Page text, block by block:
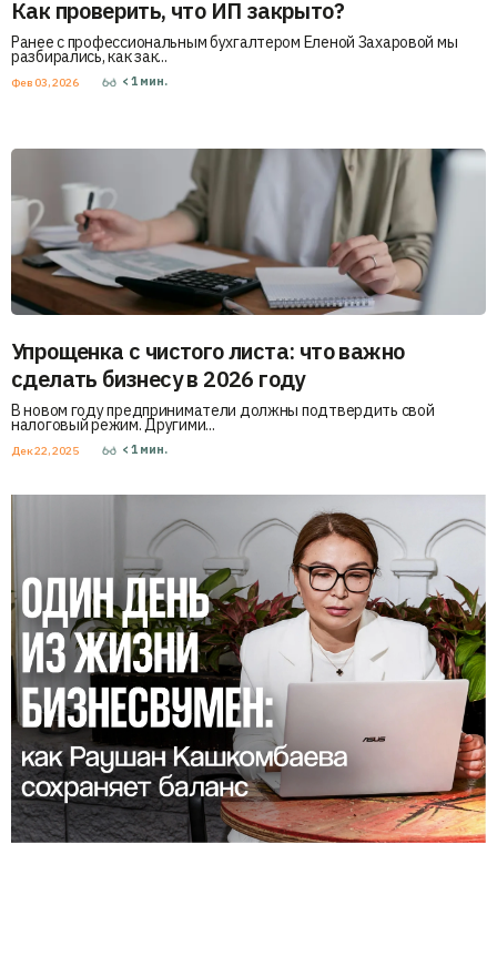
Как проверить, что ИП закрыто?
Ранее с профессиональным бухгалтером Еленой Захаровой мы
разбирались, как зак...
Фев 03, 2026 < 1 мин.
Упрощенка с чистого листа: что важно
сделать бизнесу в 2026 году
В новом году предприниматели должны подтвердить свой
налоговый режим. Другими...
Дек 22, 2025 < 1 мин.